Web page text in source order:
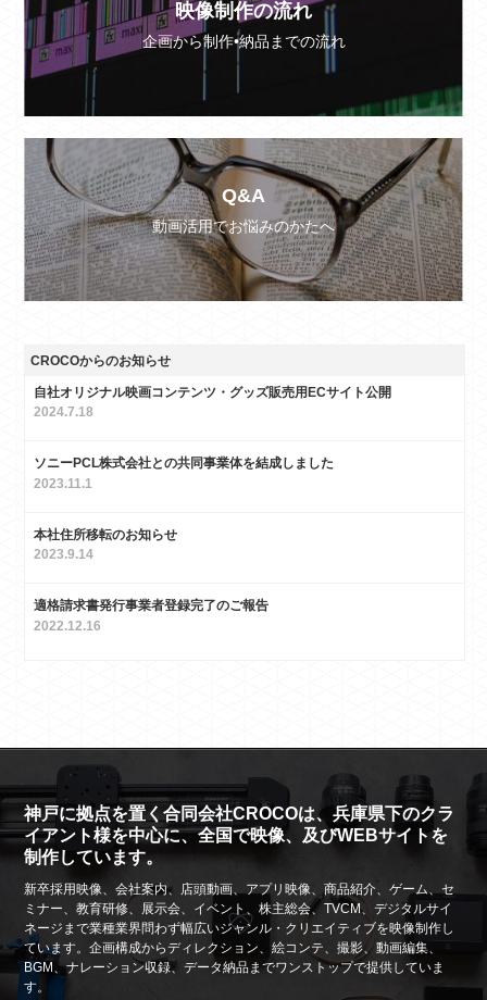
映像制作の流れ
企画から制作•納品までの流れ
Q&A
動画活用でお悩みのかたへ
CROCOからのお知らせ
自社オリジナル映画コンテンツ・グッズ販売用ECサイト公開
2024.7.18
ソニーPCL株式会社との共同事業体を結成しました
2023.11.1
本社住所移転のお知らせ
2023.9.14
適格請求書発行事業者登録完了のご報告
2022.12.16
神戸に拠点を置く合同会社CROCOは、兵庫県下のクラ
イアント様を中心に、全国で映像、及びWEBサイトを
制作しています。
新卒採用映像、会社案内、店頭動画、アプリ映像、商品紹介、ゲーム、セ
ミナー、教育研修、展示会、イベント、株主総会、TVCM、デジタルサイ
ネージまで業種業界問わず幅広いジャンル・クリエイティブを映像制作し
ています。企画構成からディレクション、絵コンテ、撮影、動画編集、
BGM、ナレーション収録、データ納品までワンストップで提供していま
す。